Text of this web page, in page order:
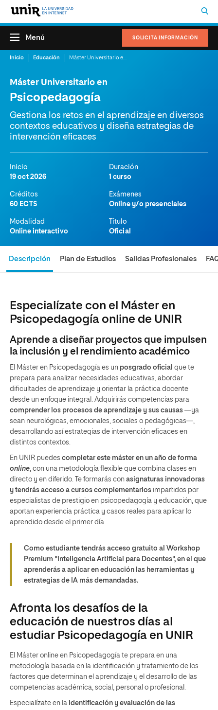
SOLICITA INFORMACIÓN
Menú
Inicio Educación
Máster Universitario en
Psicopedagogía
Gestiona los retos en el aprendizaje en diversos
contextos educativos y diseña estrategias de
intervención eficaces
Inicio
19 oct 2026
Duración
1 curso
Créditos
60 ECTS
Exámenes
Online y/o presenciales
Modalidad
Online interactivo
Título
Oficial
Descripción Plan de Estudios Salidas Profesionales
Especialízate con el Máster en
Psicopedagogía online de UNIR
Aprende a diseñar proyectos que impulsen
la inclusión y el rendimiento académico
El Máster en Psicopedagogía es un posgrado oficial que te
prepara para analizar necesidades educativas, abordar
dificultades de aprendizaje y orientar la práctica docente
desde un enfoque integral. Adquirirás competencias para
comprender los procesos de aprendizaje y sus causas —ya
sean neurológicas, emocionales, sociales o pedagógicas—,
desarrollando así estrategias de intervención eficaces en
distintos contextos.
En UNIR puedes completar este máster en un año de forma
online, con una metodología flexible que combina clases en
directo y en diferido. Te formarás con asignaturas innovadoras
y tendrás acceso a cursos complementarios impartidos por
especialistas de prestigio en psicopedagogía y educación, que
aportan experiencia práctica y casos reales para aplicar lo
aprendido desde el primer día.
Como estudiante tendrás acceso gratuito al Workshop
Premium "Inteligencia Artificial para Docentes", en el que
aprenderás a aplicar en educación las herramientas y
estrategias de IA más demandadas.
Afronta los desafíos de la
educación de nuestros días al
estudiar Psicopedagogía en UNIR
El Máster online en Psicopedagogía te prepara en una
metodología basada en la identificación y tratamiento de los
factores que determinan el aprendizaje y el desarrollo de las
competencias académica, social, personal o profesional.
Especialízate en la identificación y evaluación de las